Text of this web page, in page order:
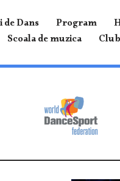
Dans Program
Scoala de muzica